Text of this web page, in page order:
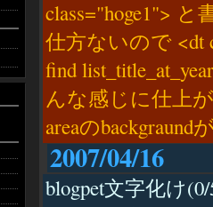
class="hoge1">
仕方ないので <dt
find
んな感じに仕上
areaの
2007/04/16
blogpet文字化け